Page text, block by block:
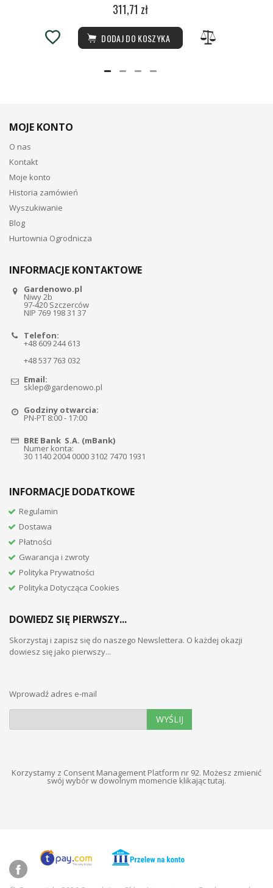
311,71 zł
DODAJ DO KOSZYKA
MOJE KONTO
O nas
Kontakt
Moje konto
Historia zamówień
Wyszukiwanie
Blog
Hurtownia Ogrodnicza
INFORMACJE KONTAKTOWE
Gardenowo.pl
Niwy 2b
97-420 Szczerców
NIP 769 198 31 37
Telefon:
+48 609 244 613
+48 537 763 032
Email:
sklep@gardenowo.pl
Godziny otwarcia:
PN-PT 8:00 - 17:00
BRE Bank S.A. (mBank)
Numer konta:
30 1140 2004 0000 3102 7470 1931
INFORMACJE DODATKOWE
Regulamin
Dostawa
Płatności
Gwarancja i zwroty
Polityka Prywatności
Polityka Dotycząca Cookies
DOWIEDZ SIĘ PIERWSZY...
Skorzystaj i zapisz się do naszego Newslettera. O każdej okazji
dowiesz się jako pierwszy...
Wprowadź adres e-mail
WYŚLIJ
Korzystamy z Consent Management Platform nr 92. Możesz zmienić
swój wybór w dowolnym momencie klikając tutaj.